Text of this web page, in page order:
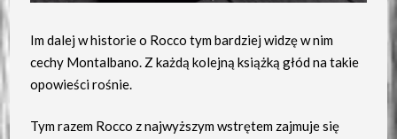
Im dalej w historie o Rocco tym bardziej widzę w nim
cechy Montalbano. Z każdą kolejną książką głód na takie
opowieści rośnie.
Tym razem Rocco z najwyższym wstrętem zajmuje się